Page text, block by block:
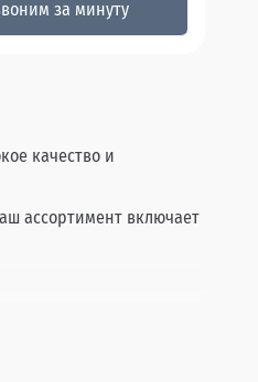
за минуту
качество и
ассортимент включает